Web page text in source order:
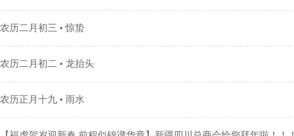
农历二月初三 • 惊蛰
农历二月初二 • 龙抬头
农历正月十九 • 雨水